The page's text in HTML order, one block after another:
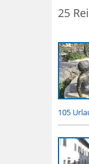
25
105